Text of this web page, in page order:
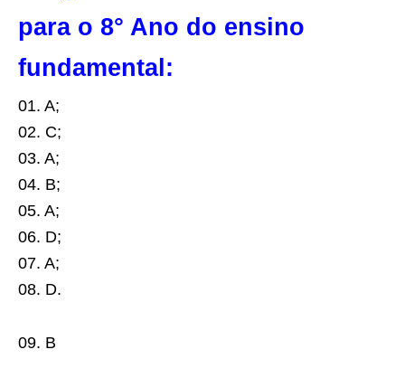
para o 8° Ano do ensino
fundamental:
01. A;
02. C;
03. A;
04. B;
05. A;
06. D;
07. A;
08. D.
09. B